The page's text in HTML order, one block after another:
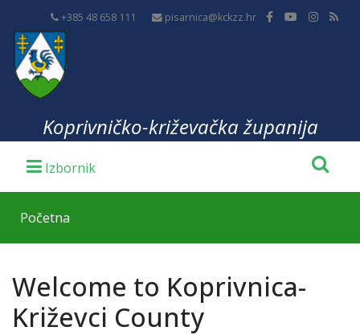
+385 48 658 111 pisarnica@kckzz.hr
Koprivničko-križevačka županija
Početna
Welcome to Koprivnica-
Križevci County